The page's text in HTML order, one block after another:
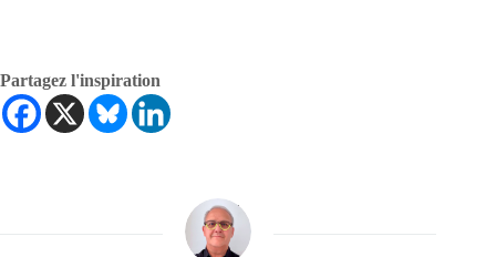
Partagez l'inspiration